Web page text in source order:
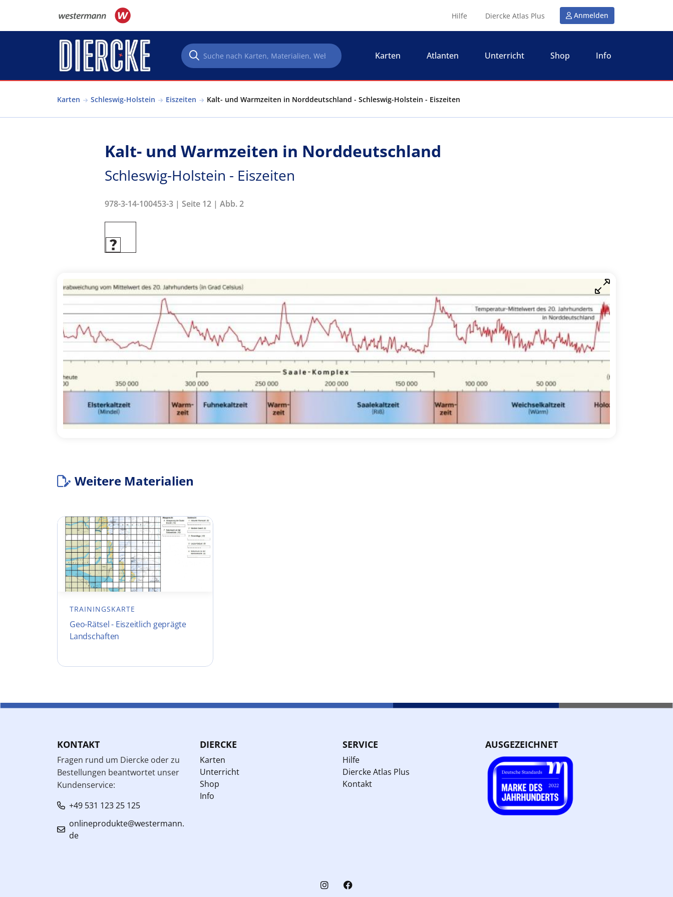
Hilfe Diercke Atlas Plus Anmelden
Karten Atlanten Unterricht Shop Info
Karten Schleswig-Holstein Eiszeiten Kalt- und Warmzeiten in Norddeutschland - Schleswig-Holstein - Eiszeiten
Kalt- und Warmzeiten in Norddeutschland
Schleswig-Holstein - Eiszeiten
978-3-14-100453-3 | Seite 12 | Abb. 2
Weitere Materialien
TRAININGSKARTE
Geo-Rätsel - Eiszeitlich geprägte
Landschaften
KONTAKT
Fragen rund um Diercke oder zu
Bestellungen beantwortet unser
Kundenservice:
+49 531 123 25 125
onlineprodukte@westermann.
de
DIERCKE
Karten
Unterricht
Shop
Info
SERVICE
Hilfe
Diercke Atlas Plus
Kontakt
AUSGEZEICHNET